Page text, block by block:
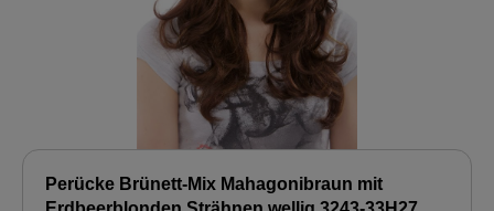
Perücke Brünett-Mix Mahagonibraun mit